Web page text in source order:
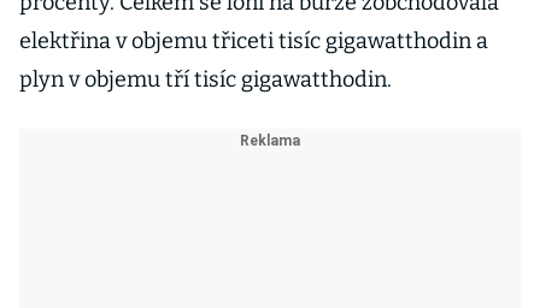
elektřina v objemu třiceti tisíc gigawatthodin a
plyn v objemu tří tisíc gigawatthodin.